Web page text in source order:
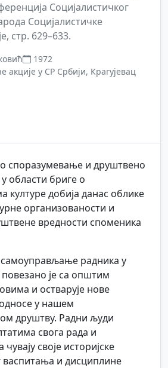
Социјалистичког
Социјалистичке
стр. 629–633.
1972
акције у СР Србији, Крагујевац
споразумевање и друштвено
области бриге о
културе добија данас облике
организованости и
вредности споменика
самоуправљање радника у
је са општим
и остварује нове
у нашем
друштву. Радни људи
свога рада и
чувају своје историјске
васпитања и дисциплине